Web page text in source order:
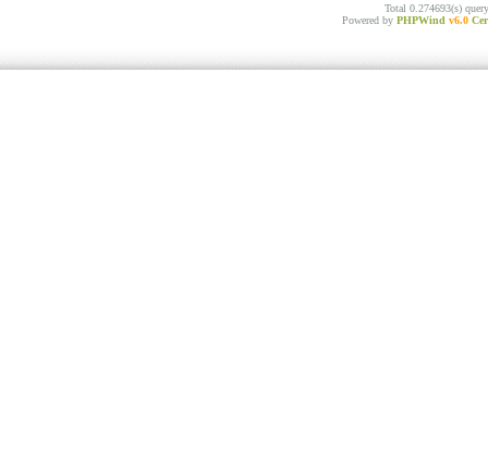
Total 0.274693(s)
Powered by PHPWind v6.0